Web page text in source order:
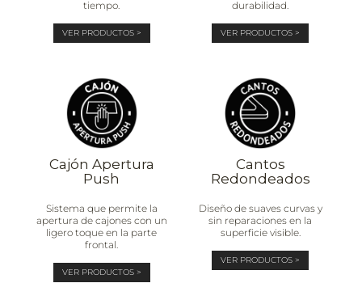
tiempo.
VER PRODUCTOS >
durabilidad.
VER PRODUCTOS >
Cajón Apertura
Push
Sistema que permite la
apertura de cajones con un
ligero toque en la parte
frontal.
VER PRODUCTOS >
Cantos
Redondeados
Diseño de suaves curvas y
sin reparaciones en la
superficie visible.
VER PRODUCTOS >